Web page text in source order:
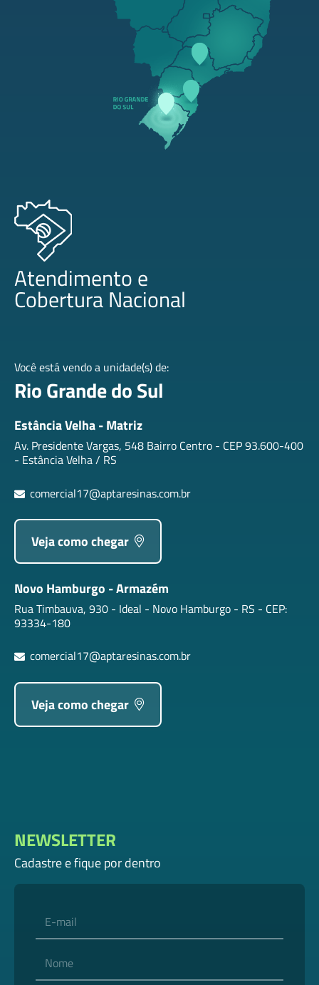
PR
SC
RS
SP RJ
ES
DF
Atendimento e
Cobertura Nacional
Você está vendo a unidade(s) de:
Rio Grande do Sul
Estância Velha - Matriz
Av. Presidente Vargas, 548 Bairro Centro - CEP 93.600-400
- Estância Velha / RS
comercial17@aptaresinas.com.br
Veja como chegar
Novo Hamburgo - Armazém
Rua Timbauva, 930 - Ideal - Novo Hamburgo - RS - CEP:
93334-180
comercial17@aptaresinas.com.br
Veja como chegar
NEWSLETTER
Cadastre e fique por dentro